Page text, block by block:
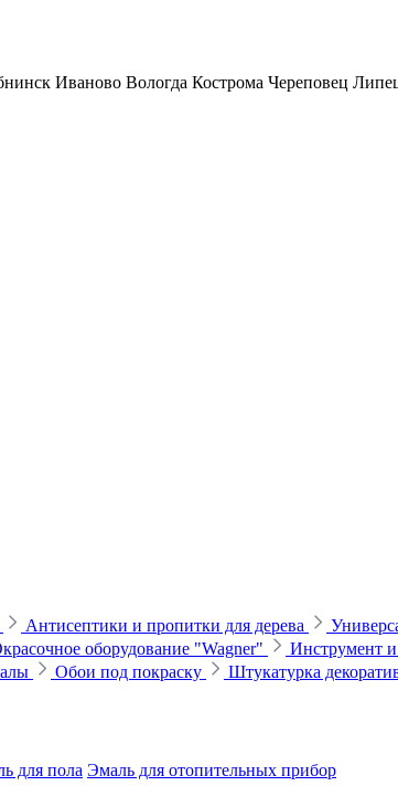
Иваново Вологда Кострома Череповец
Антисептики и пропитки для дерева
оборудование "Wagner"
Инструмент
Обои под покраску Штукатурка
для пола Эмаль для отопительных прибор